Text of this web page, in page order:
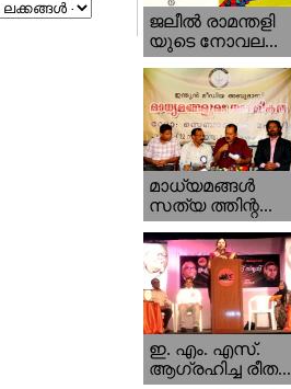
ജലീല്‍ രാമന്തളി
യുടെ നോവല...
മാധ്യമങ്ങള്‍
സത്യ ത്തിന്റ...
ഇ. എം. എസ്.
ആഗ്രഹിച്ച രീത...